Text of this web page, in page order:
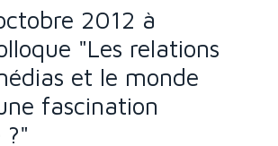
2012 à
"Les relations
et le monde
fascination
?"